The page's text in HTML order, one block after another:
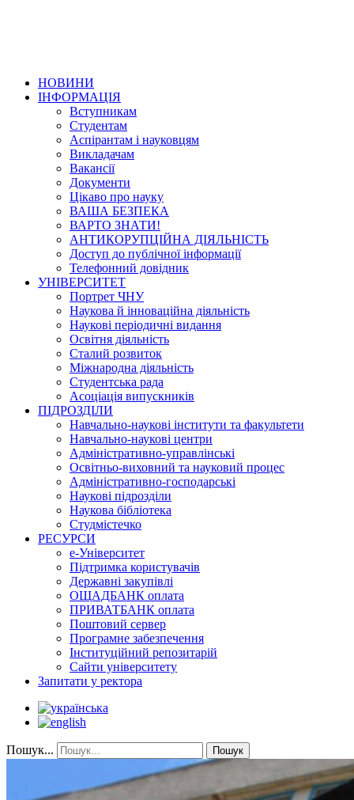
НОВИНИ
ІНФОРМАЦІЯ
Вступникам
Студентам
Аспірантам і науковцям
Викладачам
Вакансії
Документи
Цікаво про науку
ВАША БЕЗПЕКА
ВАРТО ЗНАТИ!
АНТИКОРУПЦІЙНА ДІЯЛЬНІСТЬ
Доступ до публічної інформації
Телефонний довідник
УНІВЕРСИТЕТ
Портрет ЧНУ
Наукова й інноваційна діяльність
Наукові періодичні видання
Освітня діяльність
Сталий розвиток
Міжнародна діяльність
Студентська рада
Асоціація випускників
ПІДРОЗДІЛИ
Навчально-наукові інститути та факультети
Навчально-наукові центри
Адміністративно-управлінські
Освітньо-виховний та науковий процес
Адміністративно-господарські
Наукові підрозділи
Наукова бібліотека
Студмістечко
РЕСУРСИ
е-Університет
Підтримка користувачів
Державні закупівлі
ОЩАДБАНК оплата
ПРИВАТБАНК оплата
Поштовий сервер
Програмне забезпечення
Інституційний репозитарій
Сайти університету
Запитати у ректора
Пошук... Пошук